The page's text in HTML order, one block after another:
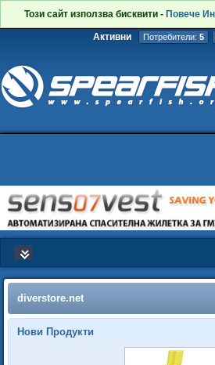
Този сайт използва бисквити - Повече
Активни Потребители: 5
diverstore.net
Нови Продукти